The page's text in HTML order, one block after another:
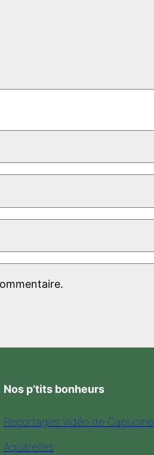
Nos p’tits bonheurs
Reportages vidéo de Capucine
Aquarelles